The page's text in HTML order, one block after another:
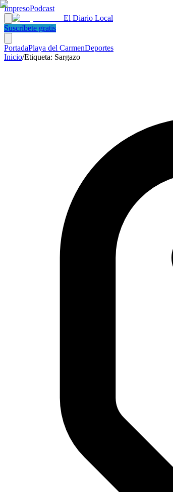
ImpresoPodcast
El Diario Local
Suscríbete gratis
PortadaPlaya del CarmenDeportes
Inicio/Etiqueta: Sargazo